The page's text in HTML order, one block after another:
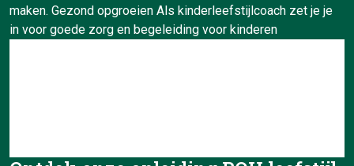
maken. Gezond opgroeien Als kinderleefstijlcoach zet je je
in voor goede zorg en begeleiding voor kinderen